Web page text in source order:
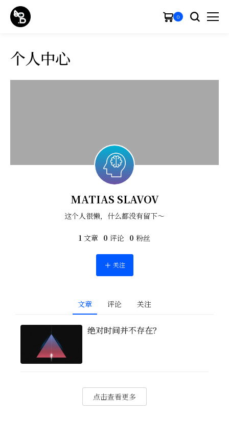
0
个人中心
MATIAS SLAVOV
这个人很懒，什么都没有留下～
1 文章 0 评论 0 粉丝
关注
文章 评论 关注
绝对时间并不存在？
点击查看更多